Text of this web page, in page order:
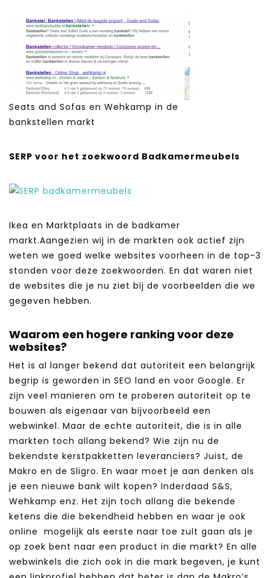
Seats and Sofas en Wehkamp in de
bankstellen markt
SERP voor het zoekwoord Badkamermeubels
Ikea en Marktplaats in de badkamer
markt.Aangezien wij in de markten ook actief zijn
weten we goed welke websites voorheen in de top-3
stonden voor deze zoekwoorden. En dat waren niet
de websites die je nu ziet bij de voorbeelden die we
gegeven hebben.
Waarom een hogere ranking voor deze
websites?
Het is al langer bekend dat autoriteit een belangrijk
begrip is geworden in SEO land en voor Google. Er
zijn veel manieren om te proberen autoriteit op te
bouwen als eigenaar van bijvoorbeeld een
webwinkel. Maar de echte autoriteit, die is in alle
markten toch allang bekend? Wie zijn nu de
bekendste kerstpakketten leveranciers? Juist, de
Makro en de Sligro. En waar moet je aan denken als
je een nieuwe bank wilt kopen? Inderdaad S&S,
Wehkamp enz. Het zijn toch allang die bekende
ketens die die bekendheid hebben en waar je ook
online mogelijk als eerste naar toe zult gaan als je
op zoek bent naar een product in die markt? En alle
webwinkels die zich ook in die mark begeven, je kunt